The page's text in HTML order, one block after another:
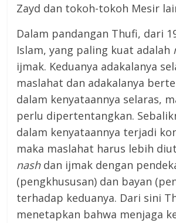
Zayd dan tokoh-tokoh Mesir
Dalam pandangan Thufi, dari
Islam, yang paling kuat adalah
ijmak. Keduanya adakalanya
maslahat dan adakalanya
dalam kenyataannya selaras,
perlu dipertentangkan.
dalam kenyataannya terjadi
maka maslahat harus lebih
nashdan ijmak dengan
(pengkhususan) dan bayan
terhadap keduanya. Dari sini
menetapkan bahwa menjaga